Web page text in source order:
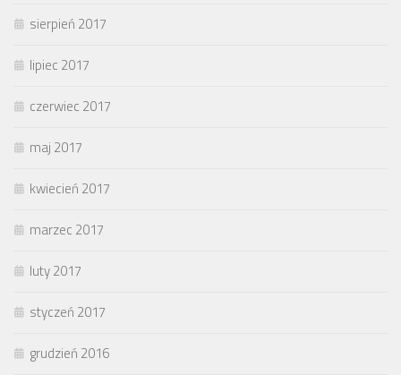
sierpień 2017
lipiec 2017
czerwiec 2017
maj 2017
kwiecień 2017
marzec 2017
luty 2017
styczeń 2017
grudzień 2016